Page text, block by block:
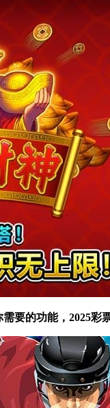
要的功能，2025